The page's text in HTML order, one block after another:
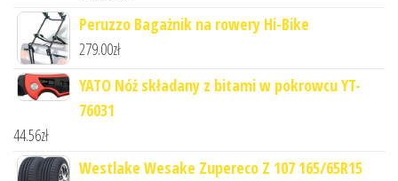
Peruzzo Bagażnik na rowery Hi-Bike
279.00zł
YATO Nóż składany z bitami w pokrowcu YT-
76031
44.56zł
Westlake Wesake Zupereco Z 107 165/65R15